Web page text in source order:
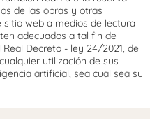
de las obras y otras
sitio web a medios de lectura
adecuados a tal fin de
Decreto - ley 24/2021, de
utilización de sus
artificial, sea cual sea su